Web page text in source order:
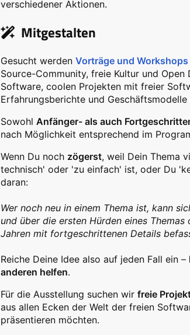
verschiedener Aktionen.
Mitgestalten
Gesucht werden Vorträge und Workshops
Source-Community, freie Kultur und
Software, coolen Projekten mit freier
Erfahrungsberichte und
Sowohl Anfänger- als auch
nach Möglichkeit entsprechend im
Wenn Du noch zögerst, weil Dein Thema
technisch' oder 'zu einfach' ist, oder Du
daran:
Wer noch neu in einem Thema ist, kann
und über die ersten Hürden eines
Jahren mit fortgeschrittenen Details
Reiche Deine Idee also auf jeden Fall ein –
anderen helfen.
Für die Ausstellung suchen wir freie
aus allen Ecken der Welt der freien
präsentieren möchten.